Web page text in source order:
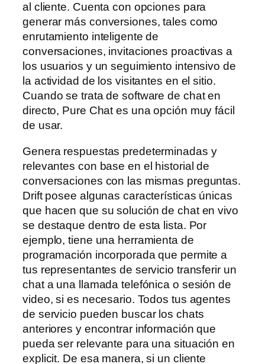
al cliente. Cuenta con opciones para
generar más conversiones, tales como
enrutamiento inteligente de
conversaciones, invitaciones proactivas a
los usuarios y un seguimiento intensivo de
la actividad de los visitantes en el sitio.
Cuando se trata de software de chat en
directo, Pure Chat es una opción muy fácil
de usar.
Genera respuestas predeterminadas y
relevantes con base en el historial de
conversaciones con las mismas preguntas.
Drift posee algunas características únicas
que hacen que su solución de chat en vivo
se destaque dentro de esta lista. Por
ejemplo, tiene una herramienta de
programación incorporada que permite a
tus representantes de servicio transferir un
chat a una llamada telefónica o sesión de
video, si es necesario. Todos tus agentes
de servicio pueden buscar los chats
anteriores y encontrar información que
pueda ser relevante para una situación en
explicit. De esa manera, si un cliente